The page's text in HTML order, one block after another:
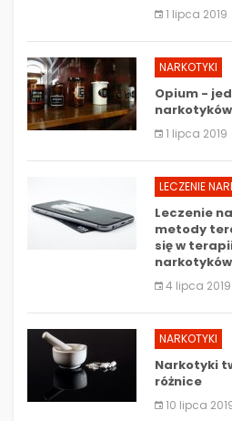
1 lipca 2019
NARKOTYKI
Opium -
narkotyków
1 lipca 2019
LECZENIE
Leczenie
metody
się w
4 lipca 2019
NARKOTYKI
Narkotyki
różnice
10 lipca